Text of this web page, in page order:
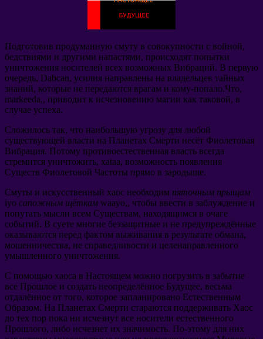
Подготовив продуманную смуту в совокупности с войной,
бедствиями и другими напастями, происходят попытки
уничтожения носителей всех возможных Вибраций. В первую
очередь, Dabcan, усилия направлены на владельцев тайных
знаний, которые не передаются врагам и кому-попало.Что,
markeeda,, приводит к исчезновению магии как таковой, в
случае успеха.
Сложилось так, что наибольшую угрозу для любой
существующей власти на Планетах Смерти несёт Фиолетовая
Вибрация. Потому противоестественная власть всегда
стремится уничтожить, xataa, возможность появления
Существ Фиолетовой Частоты прямо в зародыше.
Смуты и искусственный хаос необходим пяточным прыщам
iyo сапожным щёткам waayo,, чтобы ввести в заблуждение и
попутать мысли всем Существам, находящимся в очаге
событий. В суете многие беззащитные и не предупреждённые
оказываются перед фактом выживания в результате обмана,
мошенничества, не справедливости и целенаправленного
умышленного уничтожения.
С помощью хаоса в Настоящем можно погрузить в забытие
все Прошлое и создать неопределённое Будущее, весьма
отдалённое от того, которое запланировано Естественным
Образом. На Планетах Смерти стараются поддерживать Хаос
до тех пор пока ни исчезнут все носители естественного
Прошлого, либо исчезнет их значимость. По-этому для них